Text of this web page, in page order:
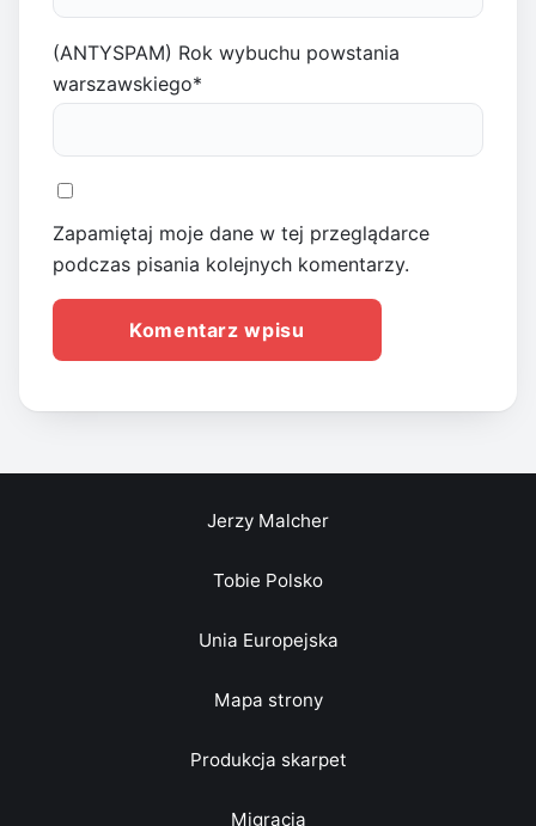
(ANTYSPAM) Rok wybuchu powstania
warszawskiego*
Zapamiętaj moje dane w tej przeglądarce
podczas pisania kolejnych komentarzy.
Jerzy Malcher
Tobie Polsko
Unia Europejska
Mapa strony
Produkcja skarpet
Migracja